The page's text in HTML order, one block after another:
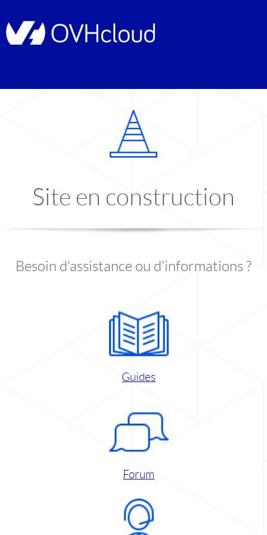
Site en construction
Besoin d'assistance ou d'informations ?
Guides
Forum